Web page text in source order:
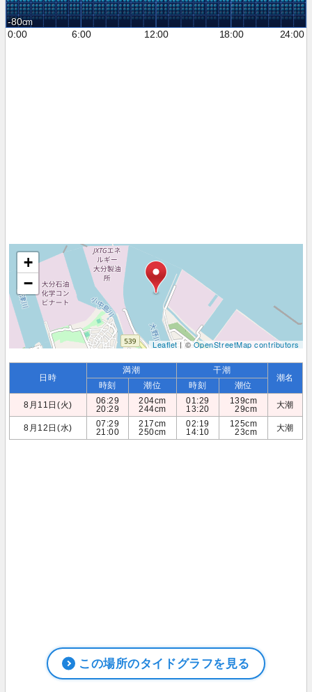
-80
0:00
6:00 12:00 18:00 24:00
+
−
Leaflet | ©OpenStreetMap contributors
日時
満潮 干潮
潮名
時刻 潮位 時刻
潮位
8月11日(火)
06:29
20:29
204cm
244cm
01:29
13:20
139cm
29cm
大潮
8月12日(水)
07:29
21:00
217cm
250cm
02:19
14:10
125cm
23cm
大潮
この場所のタイドグラフを見る